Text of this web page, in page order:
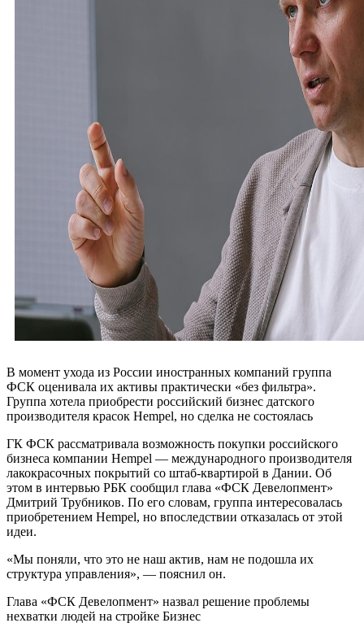
В момент ухода из России иностранных компаний группа
ФСК оценивала их активы практически «без фильтра».
Группа хотела приобрести российский бизнес датского
производителя красок Hempel, но сделка не состоялась
ГК ФСК рассматривала возможность покупки российского
бизнеса компании Hempel — международного производителя
лакокрасочных покрытий со штаб-квартирой в Дании. Об
этом в интервью РБК сообщил глава «ФСК Девелопмент»
Дмитрий Трубников. По его словам, группа интересовалась
приобретением Hempel, но впоследствии отказалась от этой
идеи.
«Мы поняли, что это не наш актив, нам не подошла их
структура управления», — пояснил он.
Глава «ФСК Девелопмент» назвал решение проблемы
нехватки людей на стройке Бизнес